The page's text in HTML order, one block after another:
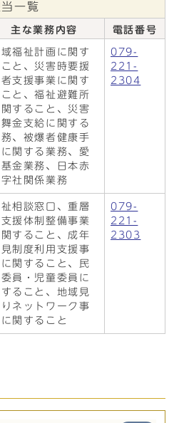
一覧
主な業務内容 電話番号
福祉計画に関す
こと、災害時要援
支援事業に関す
こと、福祉避難所
関すること、災害
舞金支給に関する
、被爆者健康手
に関する業務、愛
基金業務、日本赤
社関係業務
079-
221-
2304
相談窓口、重層
支援体制整備事業
関すること、成年
制度利用支援事
関すること、民
員・児童委員に
すること、地域見
ネットワーク事
関すること
079-
221-
2303